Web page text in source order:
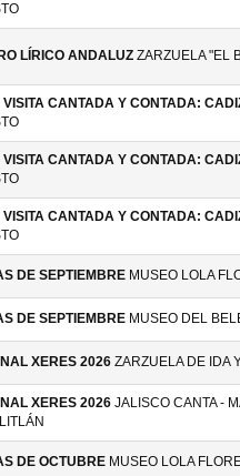
LÍRICO ANDALUZ ZARZUELA "EL
VISITA CANTADA Y CONTADA:
VISITA CANTADA Y CONTADA:
VISITA CANTADA Y CONTADA:
DE SEPTIEMBRE MUSEO LOLA
DE SEPTIEMBRE MUSEO DEL
XERES 2026 ZARZUELA DE IDA
XERES 2026 JALISCO CANTA -
DE OCTUBRE MUSEO LOLA